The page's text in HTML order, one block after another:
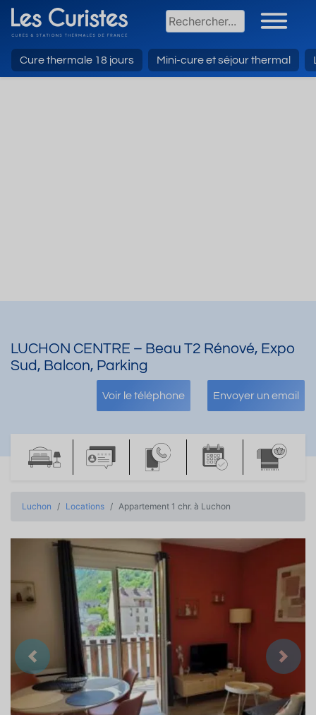
Cure thermale 18 jours Mini-cure et séjour thermal
LUCHON CENTRE – Beau T2 Rénové, Expo
Sud, Balcon, Parking
Voir le téléphone Envoyer un email
Luchon Locations Appartement 1 chr. à Luchon
Précedent